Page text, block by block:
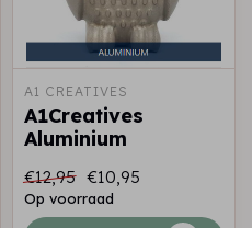
A1 CREATIVES
A1Creatives
Aluminium
€12,95 €10,95
Op voorraad